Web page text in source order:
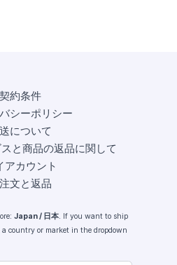
契約条件
シーポリシー
について
と商品の返品に関して
アカウント
文と返品
Japan / 日本. If you want to ship
a country or market in the dropdown